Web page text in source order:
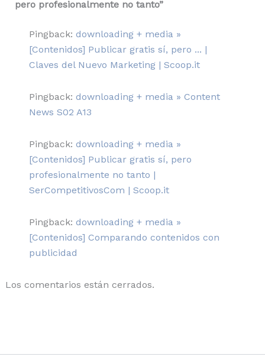
pero profesionalmente no tanto”
Pingback: downloading + media »
[Contenidos] Publicar gratis sí, pero ... |
Claves del Nuevo Marketing | Scoop.it
Pingback: downloading + media » Content
News S02 A13
Pingback: downloading + media »
[Contenidos] Publicar gratis sí, pero
profesionalmente no tanto |
SerCompetitivosCom | Scoop.it
Pingback: downloading + media »
[Contenidos] Comparando contenidos con
publicidad
Los comentarios están cerrados.